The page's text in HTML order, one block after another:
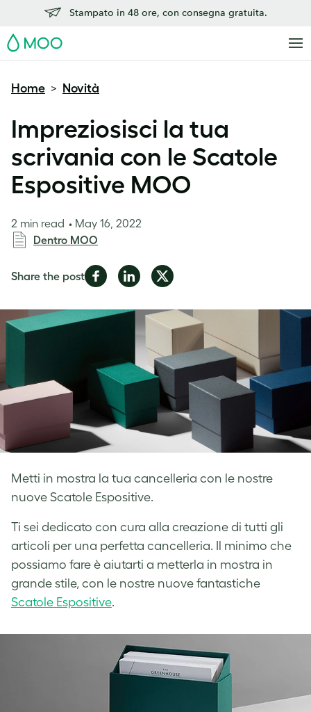
Stampato in 48 ore, con consegna gratuita.
MOO
Home > Novità
Impreziosisci la tua
scrivania con le Scatole
Espositive MOO
Metti in mostra la tua cancelleria con le nostre
nuove Scatole Espositive.
2 min read
May 16, 2022
Dentro MOO
Share the postShare
Facebook
Share
LinkedIn
Share
Twitter
Ti sei dedicato con cura alla creazione di tutti gli
articoli per una perfetta cancelleria. Il minimo che
possiamo fare è aiutarti a metterla in mostra in
grande stile, con le nostre nuove fantastiche
Scatole Espositive.